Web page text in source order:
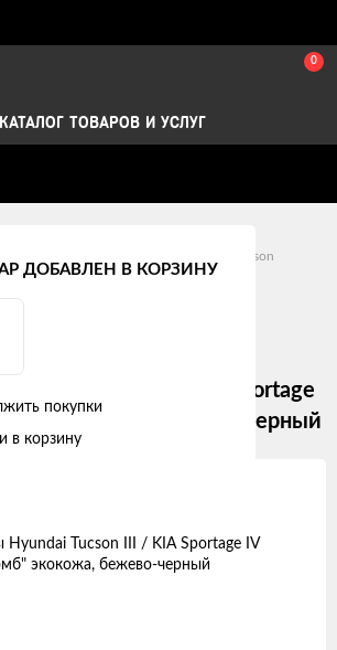
0
КАТАЛОГ ТОВАРОВ И УСЛУГ
Tucson
Tucson III (2015 - 2018)
Tucson III / KIA Sportage
экокожа, бежево-черный
ДОБАВЛЕН В КОРЗИНУ
покупки
в корзину